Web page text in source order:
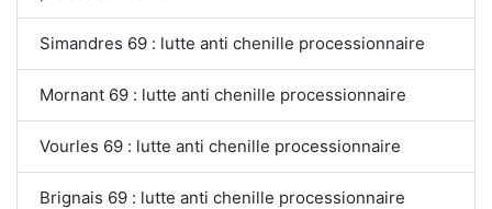
Simandres 69 : lutte anti chenille processionnaire
Mornant 69 : lutte anti chenille processionnaire
Vourles 69 : lutte anti chenille processionnaire
Brignais 69 : lutte anti chenille processionnaire